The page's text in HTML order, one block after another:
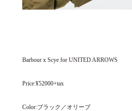
Barbour x Scye for UNITED ARROWS
Price:¥52000+tax
Color:ブラック／オリーブ